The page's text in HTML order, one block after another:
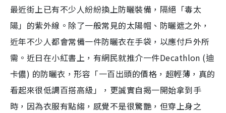
最近街上已有不少人紛紛換上防曬裝備，隔絕「毒太
陽」的紫外線。除了一般常見的太陽帽、防曬遮之外，
近年不少人都會常備一件防曬衣在手袋，以應付戶外所
需。近日在小紅書上，有網民就推介一件Decathlon (迪
卡儂) 的防曬衣，形容「一百出頭的價格，超輕薄，真的
看起來很低調百搭高級」，更誠實自揭一開始拿到手
時，因為衣服有點縐，感覺不是很驚艷，但穿上身之